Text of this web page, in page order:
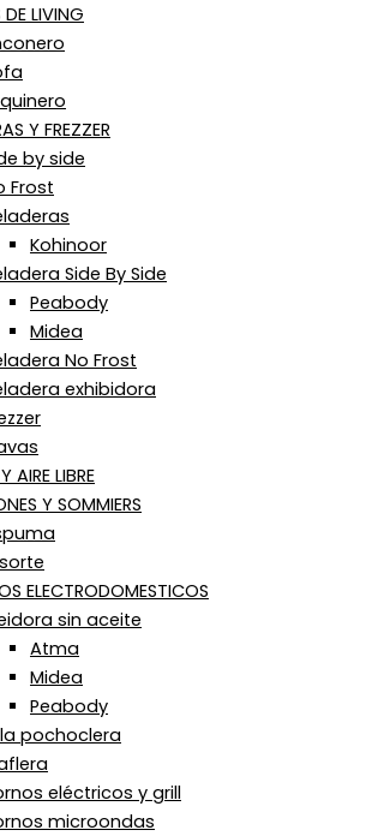
LIVING
Y FREZZER
by side
Frost
Kohinoor
Side By Side
Peabody
Midea
No Frost
exhibidora
AIRE LIBRE
Y SOMMIERS
ELECTRODOMESTICOS
sin aceite
Atma
Midea
Peabody
pochoclera
eléctricos y grill
microondas